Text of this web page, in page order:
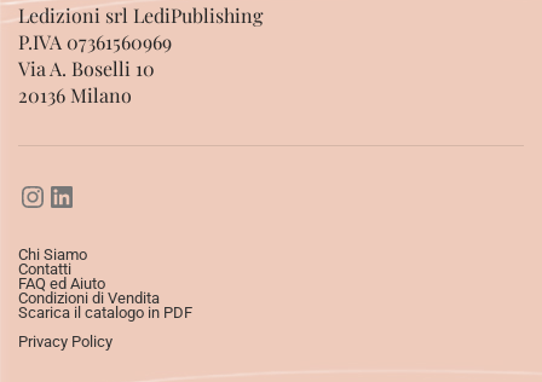
Ledizioni srl LediPublishing
P.IVA 07361560969
Via A. Boselli 10
20136 Milano
Chi Siamo
Contatti
FAQ ed Aiuto
Condizioni di Vendita
Scarica il catalogo in PDF
Privacy Policy